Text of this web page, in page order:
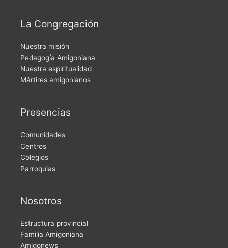
La Congregación
Nuestra misión
Pedagogía Amigoniana
Nuestra espiritualidad
Mártires amigonianos
Presencias
Comunidades
Centros
Colegios
Parroquias
Nosotros
Estructura provincial
Familia Amigoniana
Amigonews